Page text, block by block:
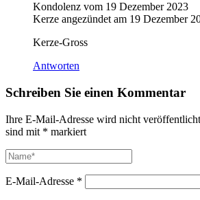
Kondolenz vom 19 Dezember 2023
Kerze angezündet am 19 Dezember
Kerze-Gross
Antworten
Schreiben Sie einen Kommentar
Ihre E-Mail-Adresse wird nicht
sind mit * markiert
E-Mail-Adresse *